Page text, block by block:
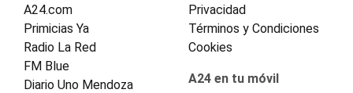
A24.com
Primicias Ya
Radio La Red
FM Blue
Diario Uno Mendoza
Privacidad
Términos y Condiciones
Cookies
A24 en tu móvil